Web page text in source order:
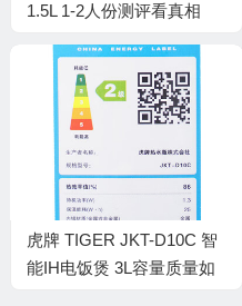
1.5L 1-2人份测评看真相
煲 1.5L 1-2人份质量如何）
虎牌 TIGER JKT-D10C 智
能IH电饭煲 3L容量质量如
💰